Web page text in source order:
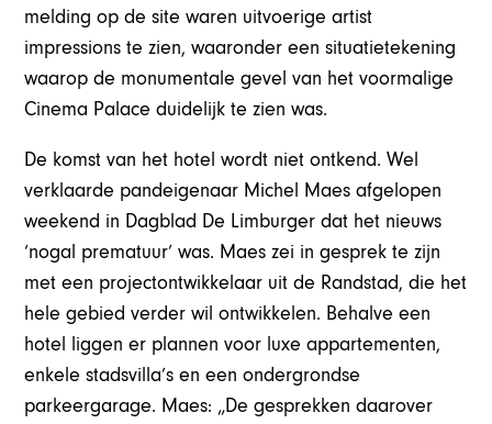
melding op de site waren uitvoerige artist
impressions te zien, waaronder een situatietekening
waarop de monumentale gevel van het voormalige
Cinema Palace duidelijk te zien was.
De komst van het hotel wordt niet ontkend. Wel
verklaarde pandeigenaar Michel Maes afgelopen
weekend in Dagblad De Limburger dat het nieuws
‘nogal prematuur’ was. Maes zei in gesprek te zijn
met een projectontwikkelaar uit de Randstad, die het
hele gebied verder wil ontwikkelen. Behalve een
hotel liggen er plannen voor luxe appartementen,
enkele stadsvilla’s en een ondergrondse
parkeergarage. Maes: „De gesprekken daarover